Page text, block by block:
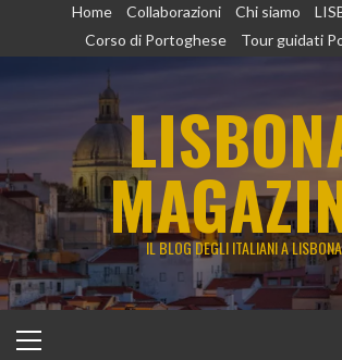
Home Collaborazioni Chi siamo
Corso di Portoghese
Tour guidati
IL BLOG DEGLI ITALIANI A LISBONA
principale